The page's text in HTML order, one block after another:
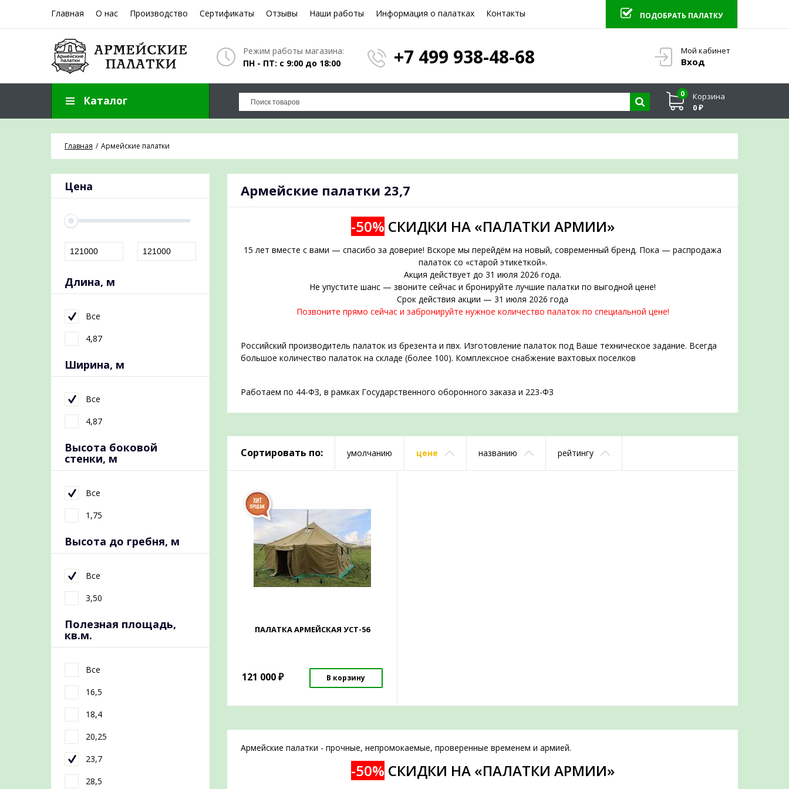
Главная О нас Производство Сертификаты Отзывы Наши работы Информация о палатках Контакты ПОДОБРАТЬ ПАЛАТКУ
Мой кабинет
Вход
Режим работы магазина:
ПН - ПТ: с 9:00 до 18:00
+7 499 938-48-68
0
Корзина
0 ₽
Каталог
Главная Армейские палатки
Цена
Длина, м
Все
4,87
Ширина, м
Все
4,87
Высота боковой
стенки, м
Все
1,75
Высота до гребня, м
Все
3,50
Полезная площадь,
кв.м.
Все
16,5
18,4
20,25
23,7
28,5
Армейские палатки 23,7
-50% СКИДКИ НА «ПАЛАТКИ АРМИИ»
15 лет вместе с вами — спасибо за доверие! Вскоре мы перейдём на новый, современный бренд. Пока — распродажа
палаток со «старой этикеткой».
Акция действует до 31 июля 2026 года.
Не упустите шанс — звоните сейчас и бронируйте лучшие палатки по выгодной цене!
Срок действия акции — 31 июля 2026 года
Позвоните прямо сейчас и забронируйте нужное количество палаток по специальной цене!
Российский производитель палаток из брезента и пвх. Изготовление палаток под Ваше техническое задание. Всегда
большое количество палаток на складе (более 100). Комплексное снабжение вахтовых поселков
Работаем по 44-ФЗ, в рамках Государственного оборонного заказа и 223-ФЗ
Сортировать по: умолчанию цене названию рейтингу
ПАЛАТКА АРМЕЙСКАЯ УСТ-56
121 000₽ В корзину
Армейские палатки - прочные, непромокаемые, проверенные временем и армией.
-50% СКИДКИ НА «ПАЛАТКИ АРМИИ»
ЗАПОЛНИТЕ ФОРМУ И МЫ ПОДБЕРЕМ ПАЛАТКУ
ПОД ВАШИ ПАРАМЕТРЫ!
Отправим предложение на почту и проконсультируем по любым вопросам
подобрать